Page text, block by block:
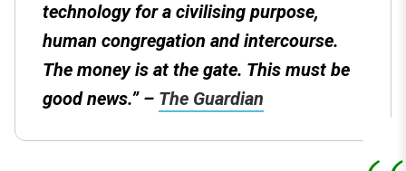
technology for a civilising purpose,
human congregation and intercourse.
The money is at the gate. This must be
good news.” – The Guardian